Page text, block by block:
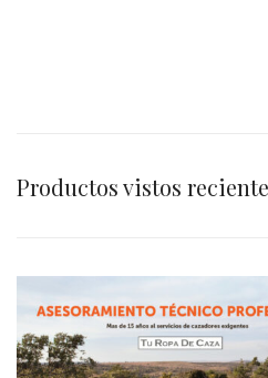
Productos vistos